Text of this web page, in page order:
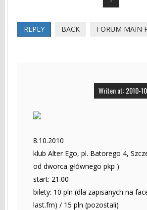
REPLY BACK FORUM MAIN
Writen at: 2010-
8.10.2010
klub Alter Ego, pl. Batorego 4,
od dworca głównego pkp )
start: 21.00
bilety: 10 pln (dla zapisanych na
last.fm) / 15 pln (pozostali)